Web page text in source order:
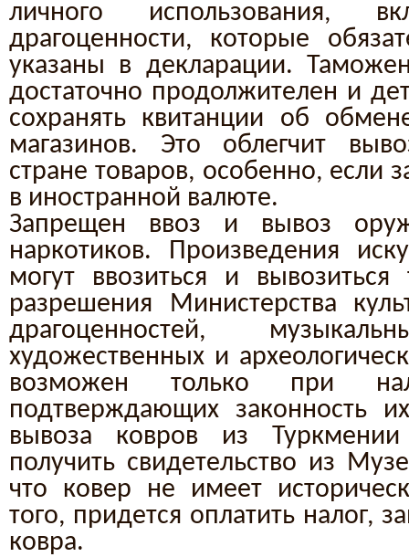
личного использования,
драгоценности, которые
указаны в декларации.
достаточно продолжителен и
сохранять квитанции об
магазинов. Это облегчит
стране товаров, особенно, если
в иностранной валюте.
Запрещен ввоз и вывоз
наркотиков. Произведения
могут ввозиться и
разрешения Министерства
драгоценностей,
художественных и
возможен только при
подтверждающих законность
вывоза ковров из
получить свидетельство из
что ковер не имеет
того, придется оплатить налог,
ковра.